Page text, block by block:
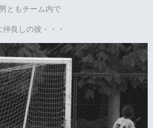
ともチーム内で
仲良しの彼・・・